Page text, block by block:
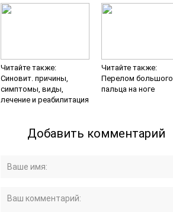
Читайте также:
Синовит. причины,
симптомы, виды,
лечение и реабилитация
Читайте также:
Перелом большого
пальца на ноге
Добавить комментарий